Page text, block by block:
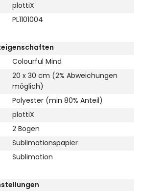
plottiX
PL1101004
Colourful Mind
20 x 30 cm (2% Abweichungen
möglich)
Polyester (min 80% Anteil)
plottiX
2 Bögen
Sublimationspapier
Sublimation